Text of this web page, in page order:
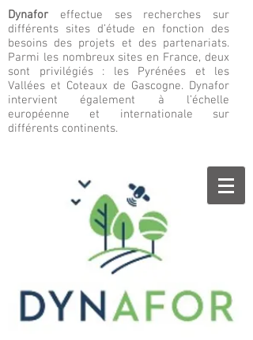
Dynafor effectue ses recherches sur
différents sites d’étude en fonction des
besoins des projets et des partenariats.
Parmi les nombreux sites en France, deux
sont privilégiés : les Pyrénées et les
Vallées et Coteaux de Gascogne. Dynafor
intervient également à l’échelle
européenne et internationale sur
différents continents.